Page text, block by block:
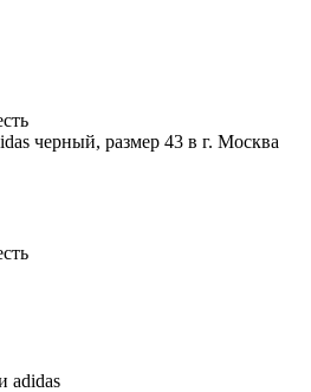
черный, размер 43 в г. Москва
adidas